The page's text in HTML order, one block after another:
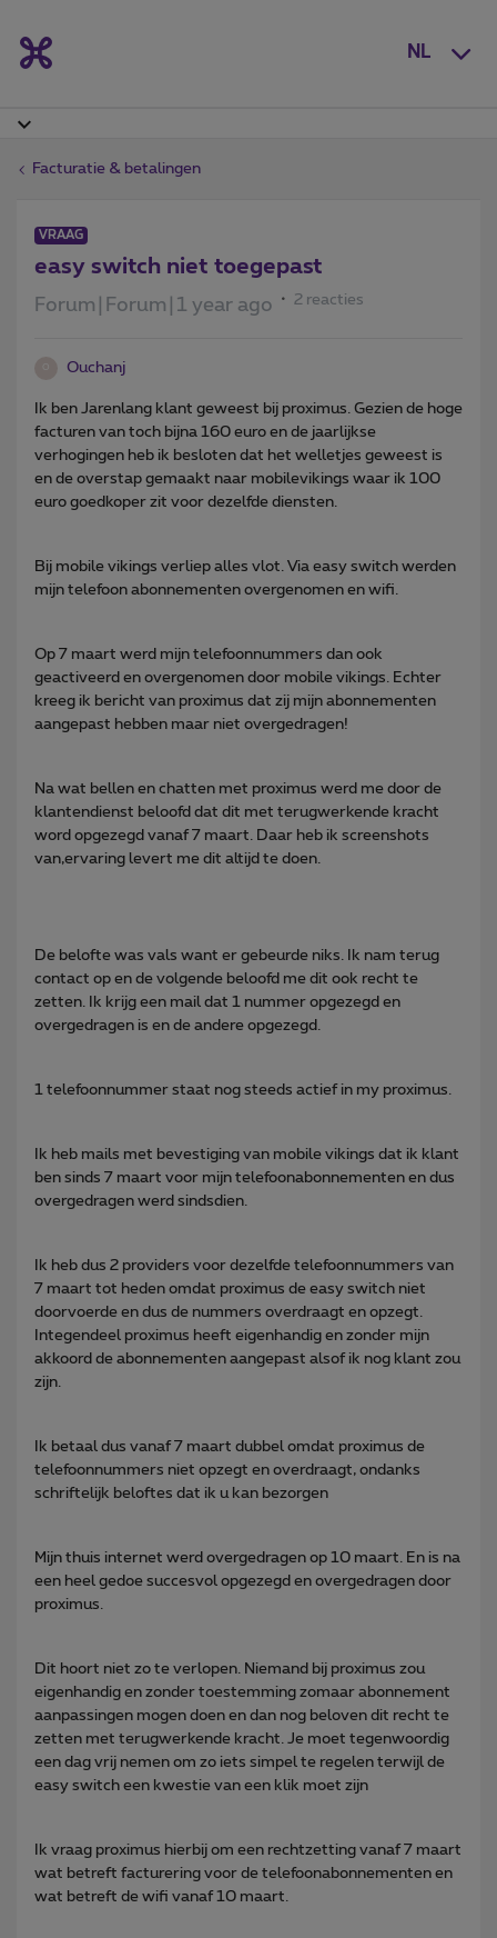
NL
Facturatie & betalingen
VRAAG
easy switch niet toegepast
Forum|Forum|1 year ago 2 reacties
Ouchanj
Ik ben Jarenlang klant geweest bij proximus. Gezien de hoge
facturen van toch bijna 160 euro en de jaarlijkse
verhogingen heb ik besloten dat het welletjes geweest is
en de overstap gemaakt naar mobilevikings waar ik 100
euro goedkoper zit voor dezelfde diensten.
Bij mobile vikings verliep alles vlot. Via easy switch werden
mijn telefoon abonnementen overgenomen en wifi.
Op 7 maart werd mijn telefoonnummers dan ook
geactiveerd en overgenomen door mobile vikings. Echter
kreeg ik bericht van proximus dat zij mijn abonnementen
aangepast hebben maar niet overgedragen!
Na wat bellen en chatten met proximus werd me door de
klantendienst beloofd dat dit met terugwerkende kracht
word opgezegd vanaf 7 maart. Daar heb ik screenshots
van,ervaring levert me dit altijd te doen.
De belofte was vals want er gebeurde niks. Ik nam terug
contact op en de volgende beloofd me dit ook recht te
zetten. Ik krijg een mail dat 1 nummer opgezegd en
overgedragen is en de andere opgezegd.
1 telefoonnummer staat nog steeds actief in my proximus.
Ik heb mails met bevestiging van mobile vikings dat ik klant
ben sinds 7 maart voor mijn telefoonabonnementen en dus
overgedragen werd sindsdien.
Ik heb dus 2 providers voor dezelfde telefoonnummers van
7 maart tot heden omdat proximus de easy switch niet
doorvoerde en dus de nummers overdraagt en opzegt.
Integendeel proximus heeft eigenhandig en zonder mijn
akkoord de abonnementen aangepast alsof ik nog klant zou
zijn.
Ik betaal dus vanaf 7 maart dubbel omdat proximus de
telefoonnummers niet opzegt en overdraagt, ondanks
schriftelijk beloftes dat ik u kan bezorgen
Mijn thuis internet werd overgedragen op 10 maart. En is na
een heel gedoe succesvol opgezegd en overgedragen door
proximus.
Dit hoort niet zo te verlopen. Niemand bij proximus zou
eigenhandig en zonder toestemming zomaar abonnement
aanpassingen mogen doen en dan nog beloven dit recht te
zetten met terugwerkende kracht. Je moet tegenwoordig
een dag vrij nemen om zo iets simpel te regelen terwijl de
easy switch een kwestie van een klik moet zijn
Ik vraag proximus hierbij om een rechtzetting vanaf 7 maart
wat betreft facturering voor de telefoonabonnementen en
wat betreft de wifi vanaf 10 maart.